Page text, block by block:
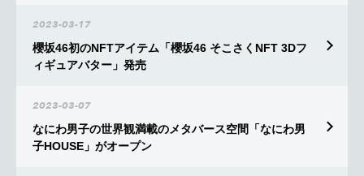
2023-03-17
櫻坂46初のNFTアイテム「櫻坂46 そこさくNFT 3Dフ
ィギュアバター」発売
2023-03-07
なにわ男子の世界観満載のメタバース空間「なにわ男
子HOUSE」がオープン